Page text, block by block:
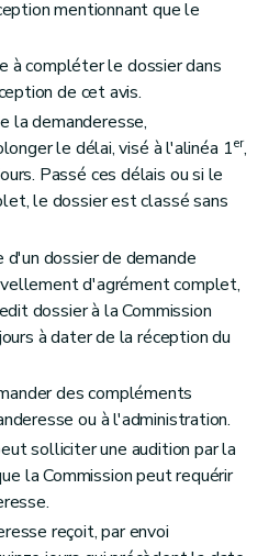
mentionnant que le
à compléter le dossier dans
de cet avis.
la demanderesse,
le délai, visé à l'alinéa 1er,
Passé ces délais ou si le
le dossier est classé sans
dossier de demande
d'agrément complet,
dossier à la Commission
à dater de la réception du
des compléments
ou à l'administration.
solliciter une audition par la
la Commission peut requérir
reçoit, par envoi